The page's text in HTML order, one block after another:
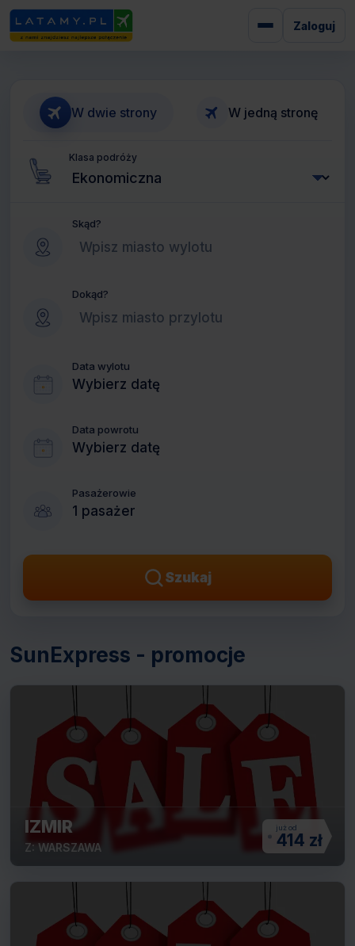
Zaloguj
W dwie strony W jedną stronę
Klasa podróży
Skąd?
Dokąd?
Data wylotu
Wybierz datę
Data powrotu
Wybierz datę
Pasażerowie
1 pasażer
Szukaj
SunExpress - promocje
IZMIR
Z: WARSZAWA 414 zł